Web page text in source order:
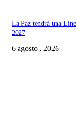
La Paz tendrá una
2027
6 agosto , 2026